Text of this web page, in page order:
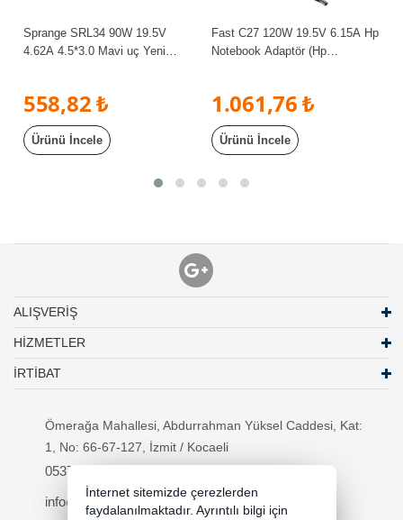
Sprange SRL34 90W 19.5V
4.62A 4.5*3.0 Mavi uç Yeni
558,82 ₺
Ürünü İncele
Fast C27 120W 19.5V 6.15A Hp
Notebook Adaptör (Hp
1.061,76 ₺
Ürünü İncele
ALIŞVERİŞ
HİZMETLER
İRTİBAT
Ömerağa Mahallesi, Abdurrahman Yüksel Caddesi, Kat:
1, No: 66-67-127, İzmit / Kocaeli
05370294557
info@necipbilgisayar.net
İnternet sitemizde çerezlerden
faydalanılmaktadır. Ayrıntılı bilgi için